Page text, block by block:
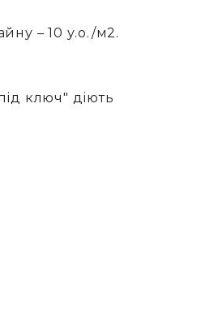
– 10 у.о./м2.
ключ" діють